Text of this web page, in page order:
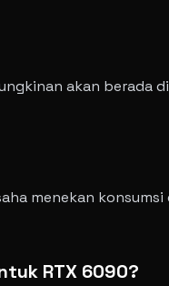
akan
menekan
RTX 6090?